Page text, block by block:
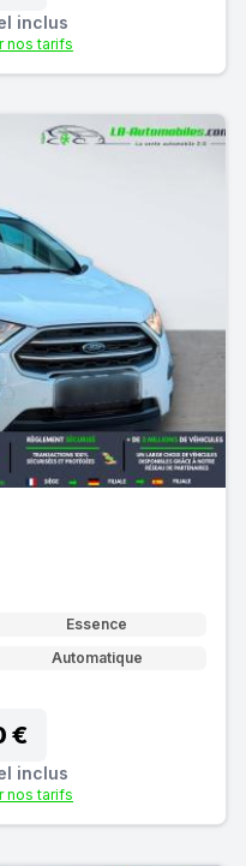
inclus
nos tarifs
Essence
Automatique
€
inclus
nos tarifs